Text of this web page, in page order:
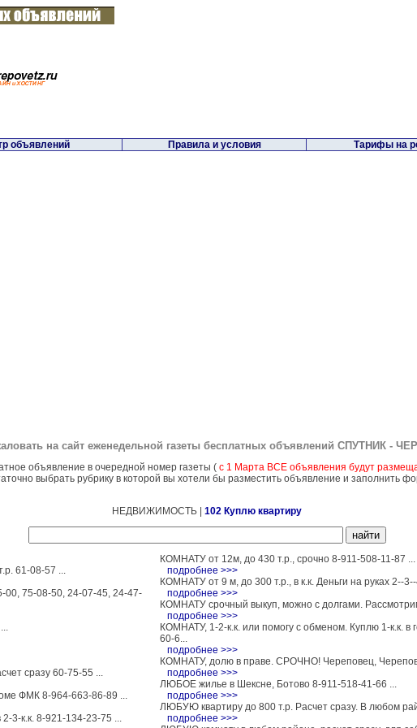
объявлений Правила и условия Тарифы на
на сайт еженедельной газеты бесплатных объявлений СПУТНИК -
объявление в очередной номер газеты ( с 1 Марта ВСЕ объявления будут
выбрать рубрику в которой вы хотели бы разместить объявление и заполнить
НЕДВИЖИМОСТЬ | 102 Куплю квартиру
61-08-57 ...
75-08-50, 24-07-45, 24-47-
сразу 60-75-55 ...
ФМК 8-964-663-86-89 ...
3-к.к. 8-921-134-23-75 ...
КОМНАТУ от 12м, до 430 т.р., срочно 8-911-508-11-87 ...
подробнее >>>
КОМНАТУ от 9 м, до 300 т.р., в к.к. Деньги на руках 2--
подробнее >>>
КОМНАТУ срочный выкуп, можно с долгами.
подробнее >>>
КОМНАТУ, 1-2-к.к. или помогу с обменом. Куплю 1-к.к. в
60-6...
подробнее >>>
КОМНАТУ, долю в праве. СРОЧНО! Череповец,
подробнее >>>
ЛЮБОЕ жилье в Шексне, Ботово 8-911-518-41-66 ...
подробнее >>>
ЛЮБУЮ квартиру до 800 т.р. Расчет сразу. В любом
подробнее >>>